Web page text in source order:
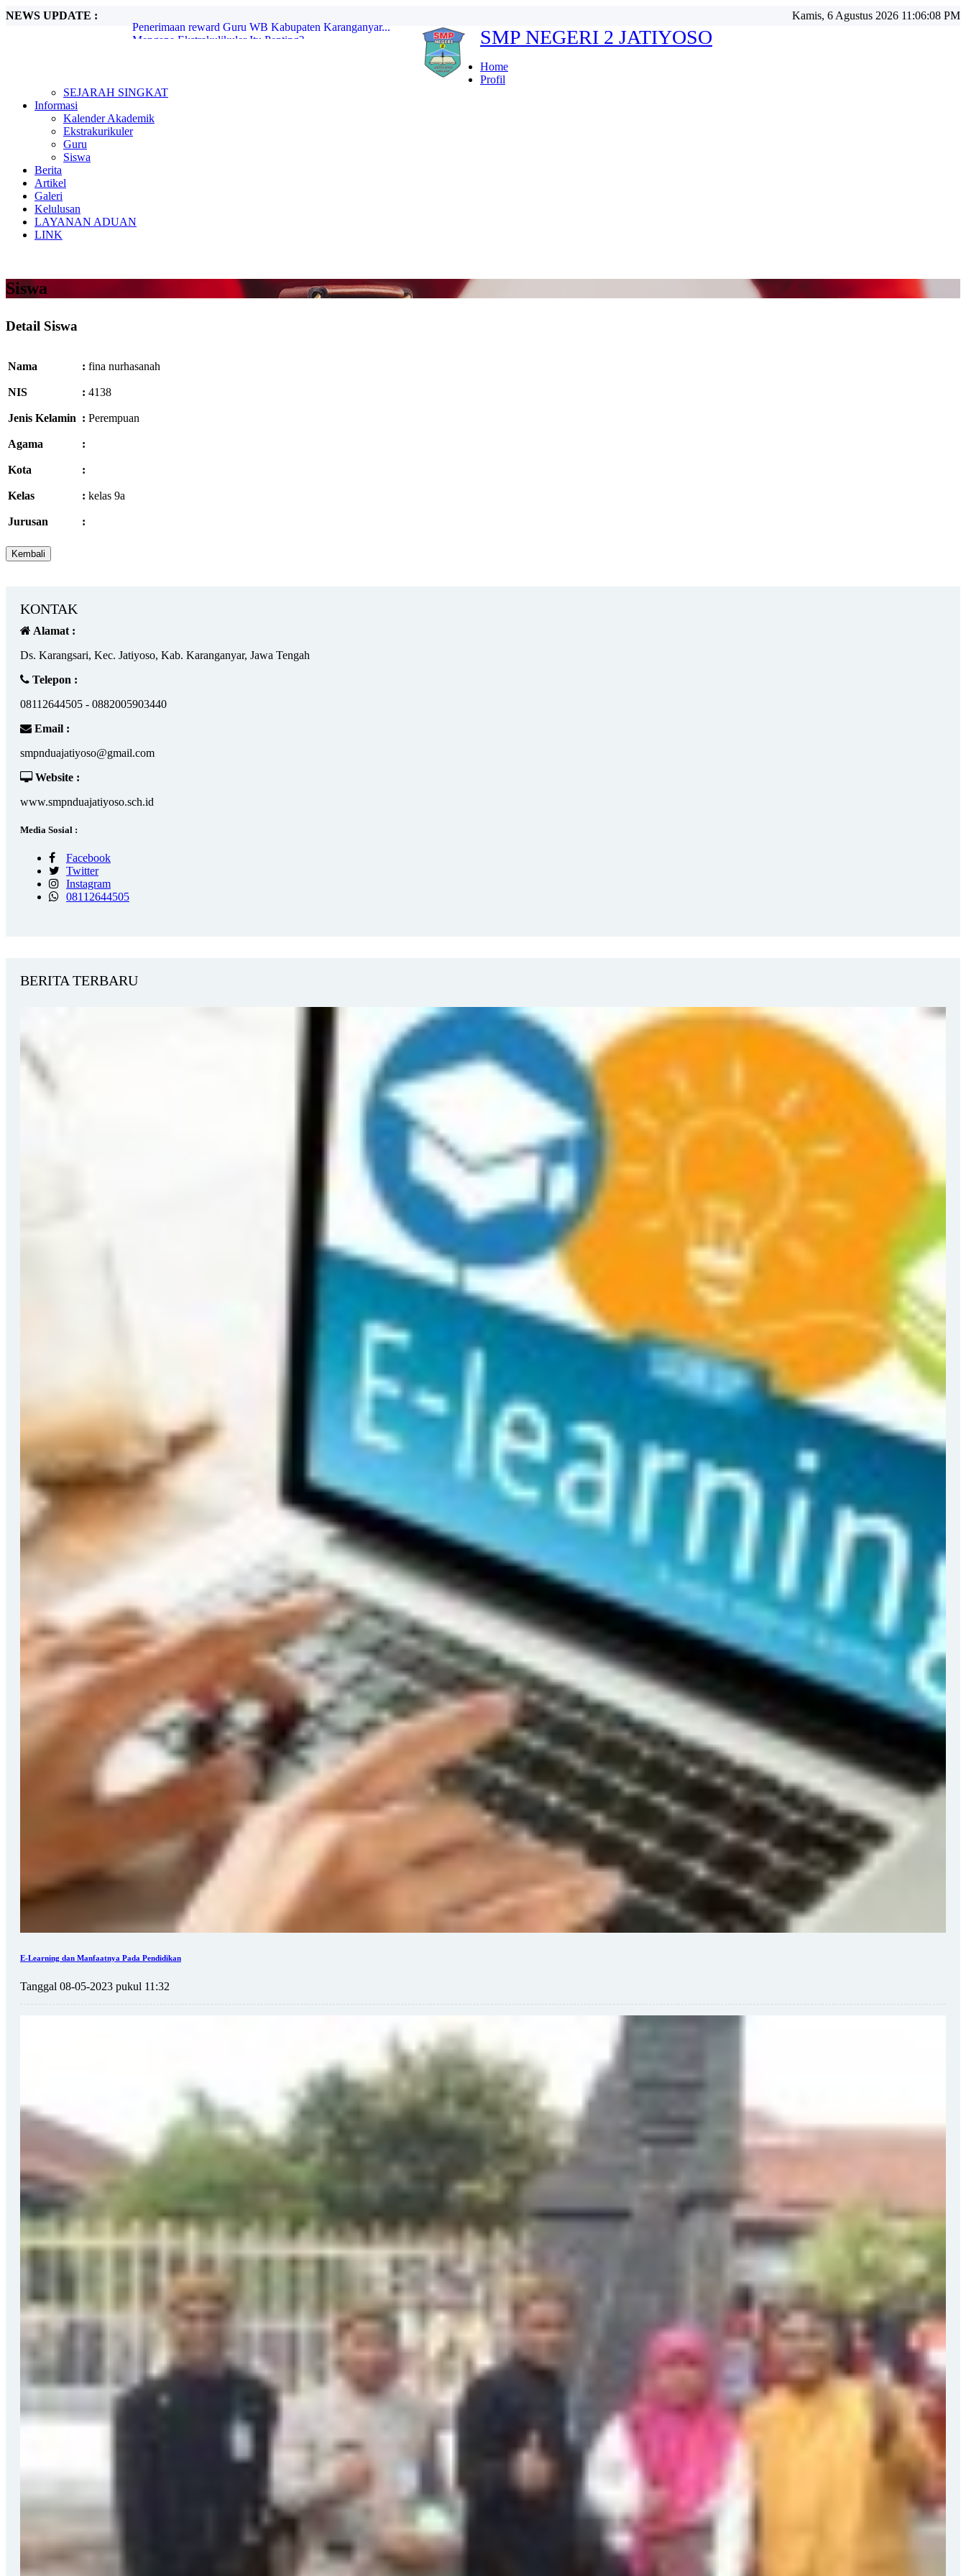
NEWS UPDATE :
Mengapa Ekstrakulikuler Itu Penting?...
Mengenal Sejarah G30S PKI...
Tugas Libur Corona...
Beasiswa SMA di Singapura untuk Pelajar Indonesia FULL...
E-Learning dan Manfaatnya Pada Pendidikan...
Kamis, 6 Agustus 2026 11:06:10 PM
SMP NEGERI 2 JATIYOSO
Home
Profil
SEJARAH SINGKAT
Informasi
Kalender Akademik
Ekstrakurikuler
Guru
Siswa
Berita
Artikel
Galeri
Kelulusan
LAYANAN ADUAN
LINK
Siswa
Detail Siswa
Nama : fina nurhasanah
NIS : 4138
Jenis Kelamin : Perempuan
Agama :
Kota :
Kelas : kelas 9a
Jurusan :
KONTAK
Alamat :
Ds. Karangsari, Kec. Jatiyoso, Kab. Karanganyar, Jawa Tengah
Telepon :
08112644505 - 0882005903440
Email :
smpnduajatiyoso@gmail.com
Website :
www.smpnduajatiyoso.sch.id
Media Sosial :
Facebook
Twitter
Instagram
08112644505
BERITA TERBARU
E-Learning dan Manfaatnya Pada Pendidikan
Tanggal 08-05-2023 pukul 11:32